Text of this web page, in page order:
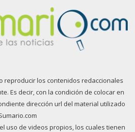
reproducir los contenidos redaccionales
Es decir, con la condición de colocar en
dirección url del material utilizado
uso de videos propios, los cuales tienen